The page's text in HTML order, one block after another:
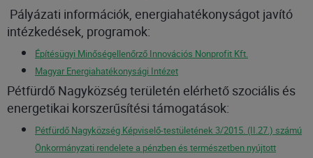
Pályázati információk, energiahatékonyságot javító
intézkedések, programok:
Építésügyi Minőségellenőrző Innovációs Nonprofit Kft.
Magyar Energiahatékonysági Intézet
Pétfürdő Nagyközség területén elérhető szociális és
energetikai korszerűsítési támogatások:
Pétfürdő Nagyközség Képviselő-testületének 3/2015. (II.27.) számú
Önkormányzati rendelete a pénzben és természetben nyújtott